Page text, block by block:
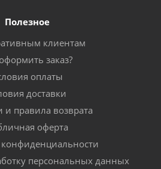
Полезное
клиентам
заказ?
оплаты
доставки
и правила возврата
оферта
персональных данных